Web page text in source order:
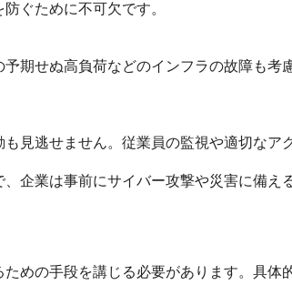
ぐために不可欠です。
期せぬ高負荷などのインフラの故障も
見逃せません。従業員の監視や適切なア
企業は事前にサイバー攻撃や災害に備え
めの手段を講じる必要があります。具体